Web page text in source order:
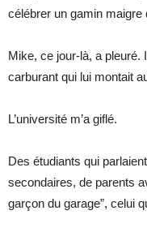
célébrer un gamin maigre
Mike, ce jour-là, a pleuré.
carburant qui lui montait
L’université m’a giflé.
Des étudiants qui
secondaires, de parents
garçon du garage”, celui